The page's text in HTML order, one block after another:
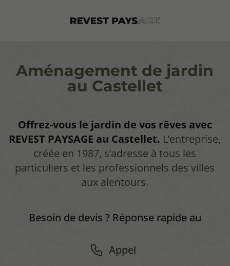
Aménagement de jardin
au Castellet
Offrez-vous le jardin de vos rêves avec
REVEST PAYSAGE au Castellet. L’entreprise,
créée en 1987, s’adresse à tous les
particuliers et les professionnels des villes
aux alentours.
Besoin de devis ? Réponse rapide au
Appel